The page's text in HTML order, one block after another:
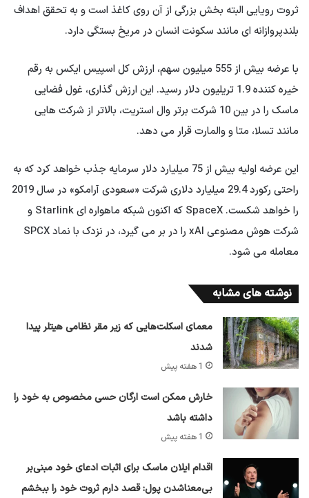
ثروت رویایی البته بخش بزرگی از آن روی کاغذ است و به تحقق اهداف
بلندپروازانه ای مانند سکونت انسان در مریخ بستگی دارد.
با عرضه بیش از 555 میلیون سهم، ارزش کل اسپیس ایکس به رقم
خیره کننده 1.9 تریلیون دلار رسید. این ارزش گذاری، غول فضایی
ماسک را در بین 10 شرکت برتر وال استریت، بالاتر از شرکت هایی
مانند تسلا، متا و والمارت قرار می دهد.
این عرضه اولیه بیش از 75 میلیارد دلار سرمایه جذب خواهد کرد که به
راحتی رکورد 29.4 میلیارد دلاری شرکت «سعودی آرامکو» در سال 2019
را خواهد شکست. SpaceX که اکنون شبکه ماهواره ای Starlink و
شرکت هوش مصنوعی xAI را در بر می گیرد، در نزدک با نماد SPCX
معامله می شود.
نوشته های مشابه
معمای اسکلت‌هایی که زیر مقر نظامی هیتلر پیدا
شدند
1 هفته پیش
خارش ممکن است ارگان حسی مخصوص به خود را
داشته باشد
1 هفته پیش
اقدام ایلان ماسک برای اثبات ادعای خود مبنی‌بر
بی‌معناشدن پول: قصد دارم ثروت خود را ببخشم